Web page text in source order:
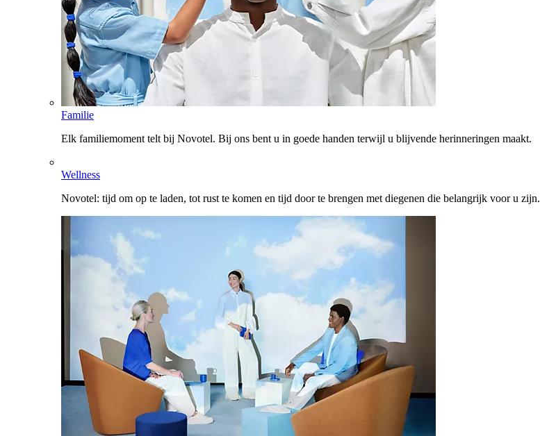
Familie
Elk familiemoment telt bij Novotel. Bij ons bent u in goede handen terwijl u blijvende herinneringen maakt.
Wellness
Novotel: tijd om op te laden, tot rust te komen en tijd door te brengen met diegenen die belangrijk voor u zijn.